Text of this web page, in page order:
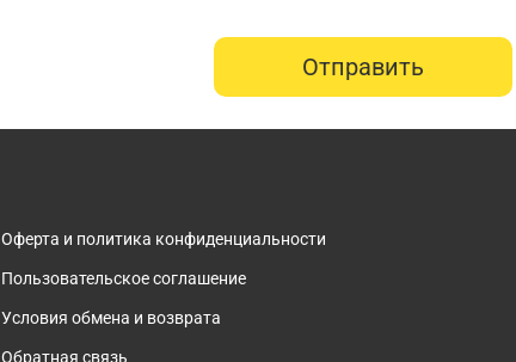
Отправить
Оферта и политика конфиденциальности
Пользовательское соглашение
Условия обмена и возврата